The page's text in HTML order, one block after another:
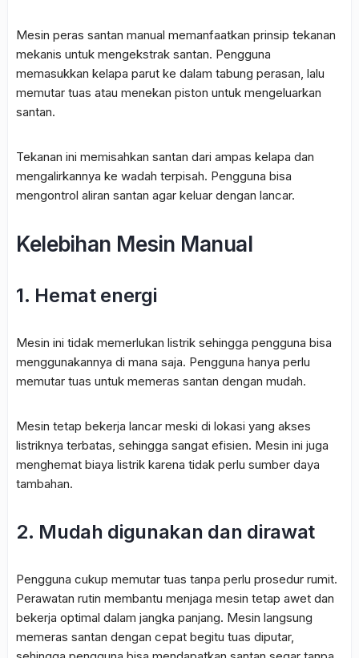
Mesin peras santan manual memanfaatkan prinsip tekanan
mekanis untuk mengekstrak santan. Pengguna
memasukkan kelapa parut ke dalam tabung perasan, lalu
memutar tuas atau menekan piston untuk mengeluarkan
santan.
Tekanan ini memisahkan santan dari ampas kelapa dan
mengalirkannya ke wadah terpisah. Pengguna bisa
mengontrol aliran santan agar keluar dengan lancar.
Kelebihan Mesin Manual
1. Hemat energi
Mesin ini tidak memerlukan listrik sehingga pengguna bisa
menggunakannya di mana saja. Pengguna hanya perlu
memutar tuas untuk memeras santan dengan mudah.
Mesin tetap bekerja lancar meski di lokasi yang akses
listriknya terbatas, sehingga sangat efisien. Mesin ini juga
menghemat biaya listrik karena tidak perlu sumber daya
tambahan.
2. Mudah digunakan dan dirawat
Pengguna cukup memutar tuas tanpa perlu prosedur rumit.
Perawatan rutin membantu menjaga mesin tetap awet dan
bekerja optimal dalam jangka panjang. Mesin langsung
memeras santan dengan cepat begitu tuas diputar,